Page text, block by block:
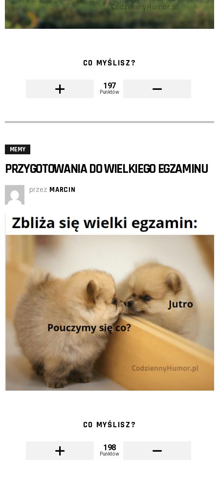
CO MYŚLISZ?
197
Punktów
MEMY
PRZYGOTOWANIA DO WIELKIEGO EGZAMINU
przez MARCIN
CO MYŚLISZ?
198
Punktów